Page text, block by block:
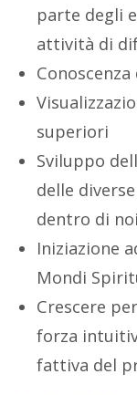
parte degli
attività di
superiori
Sviluppo
delle
dentro di noi
Iniziazione
Mondi
Crescere
forza
fattiva del